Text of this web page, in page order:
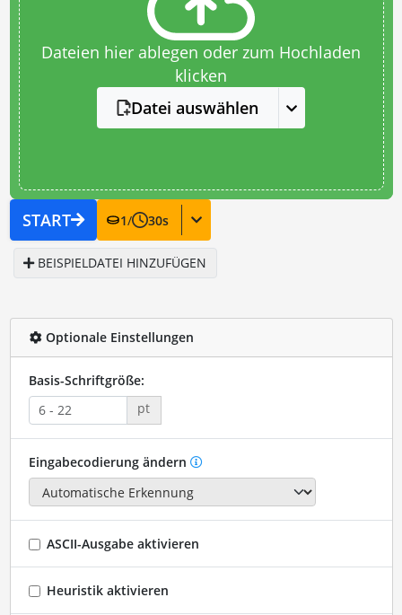
Dateien hier ablegen oder zum Hochladen
klicken
Datei auswählen
START 1/ 30s
BEISPIELDATEI HINZUFÜGEN
Optionale Einstellungen
Basis-Schriftgröße:
pt
Eingabecodierung ändern
ASCII-Ausgabe aktivieren
Heuristik aktivieren